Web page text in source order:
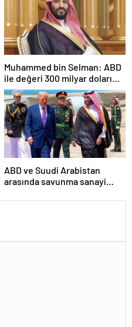
Muhammed bin Selman: ABD
ile değeri 300 milyar doları
aşan anlaşmalar imzaladık
ABD ve Suudi Arabistan
arasında savunma sanayi